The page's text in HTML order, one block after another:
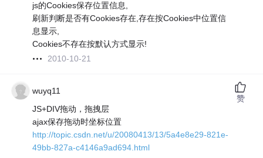
js的Cookies保存位置信息,
刷新判断是否有Cookies存在,存在按Cookies中位置信
息显示,
Cookies不存在按默认方式显示!
2010-10-21
wuyq11
JS+DIV拖动，拖拽层
ajax保存拖动时坐标位置
http://topic.csdn.net/u/20080413/13/5a4e8e29-821e-
49bb-827a-c4146a9ad694.html
赞